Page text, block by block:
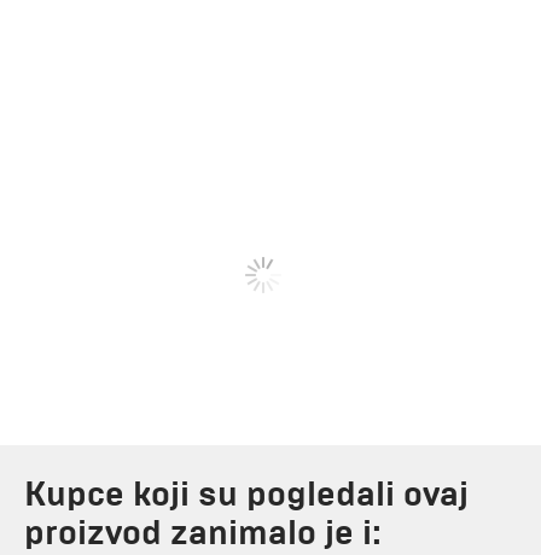
Kupce koji su pogledali ovaj
proizvod zanimalo je i: